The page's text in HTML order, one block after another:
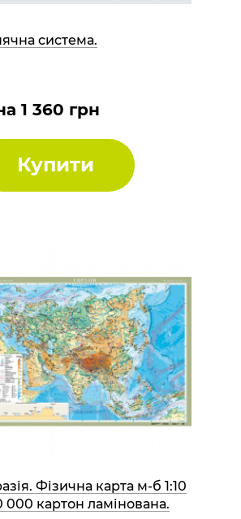
система.
1 360 грн
Купити
Фізична карта м-б 1:10
000 картон ламінована.